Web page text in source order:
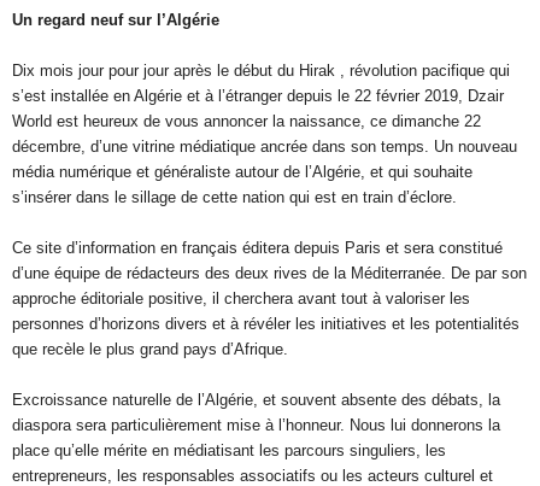
Un regard neuf sur l’Algérie
Dix mois jour pour jour après le début du Hirak , révolution pacifique qui
s’est installée en Algérie et à l’étranger depuis le 22 février 2019, Dzair
World est heureux de vous annoncer la naissance, ce dimanche 22
décembre, d’une vitrine médiatique ancrée dans son temps. Un nouveau
média numérique et généraliste autour de l’Algérie, et qui souhaite
s’insérer dans le sillage de cette nation qui est en train d’éclore.
Ce site d’information en français éditera depuis Paris et sera constitué
d’une équipe de rédacteurs des deux rives de la Méditerranée. De par son
approche éditoriale positive, il cherchera avant tout à valoriser les
personnes d’horizons divers et à révéler les initiatives et les potentialités
que recèle le plus grand pays d’Afrique.
Excroissance naturelle de l’Algérie, et souvent absente des débats, la
diaspora sera particulièrement mise à l’honneur. Nous lui donnerons la
place qu’elle mérite en médiatisant les parcours singuliers, les
entrepreneurs, les responsables associatifs ou les acteurs culturel et